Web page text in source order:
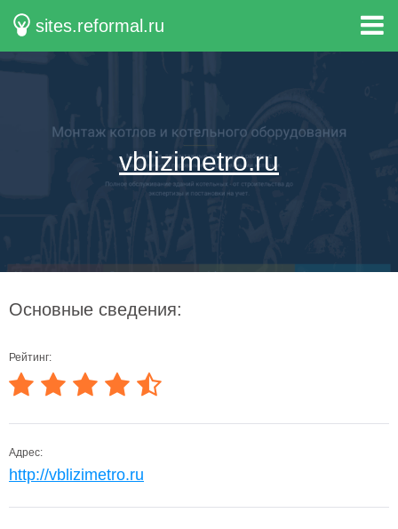
sites.reformal.ru
vblizimetro.ru
Основные сведения:
Рейтинг:
Адрес:
http://vblizimetro.ru